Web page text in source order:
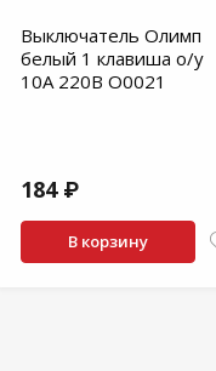
Выключатель Олимп
белый 1 клавиша о/у
10А 220В О0021
184 ₽
В корзину